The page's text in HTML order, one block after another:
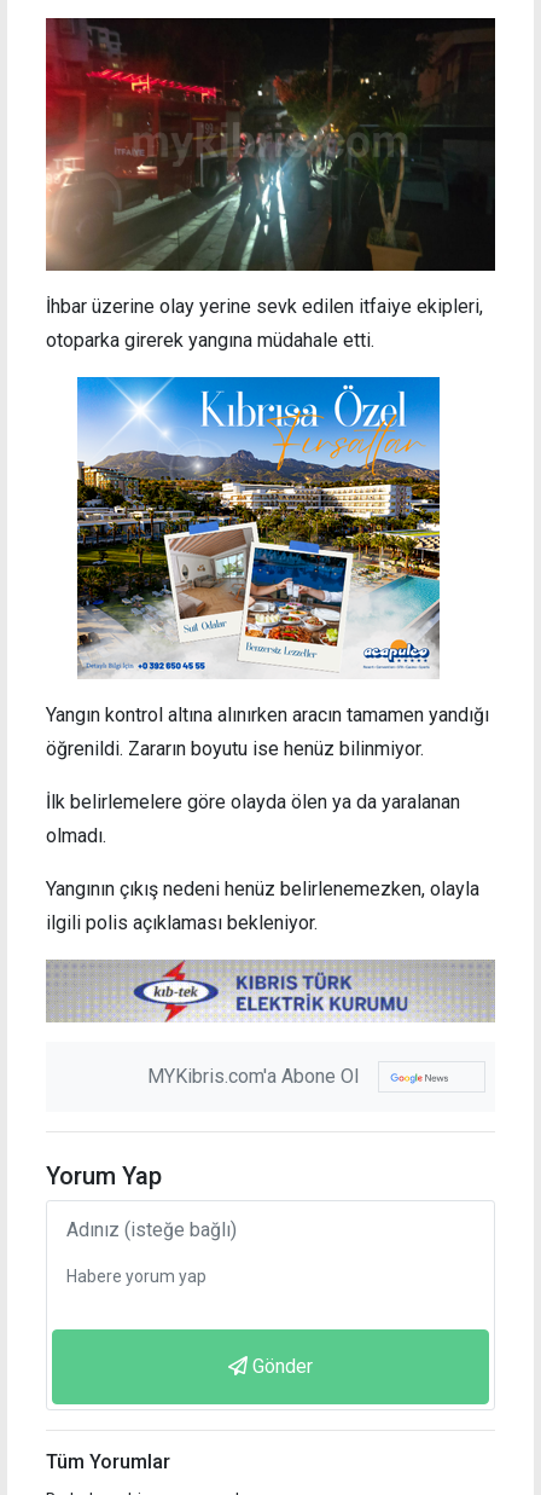
İhbar üzerine olay yerine sevk edilen itfaiye ekipleri,
otoparka girerek yangına müdahale etti.
Yangın kontrol altına alınırken aracın tamamen yandığı
öğrenildi. Zararın boyutu ise henüz bilinmiyor.
İlk belirlemelere göre olayda ölen ya da yaralanan
olmadı.
Yangının çıkış nedeni henüz belirlenemezken, olayla
ilgili polis açıklaması bekleniyor.
MYKibris.com'a Abone Ol
Yorum Yap
Gönder
Tüm Yorumlar